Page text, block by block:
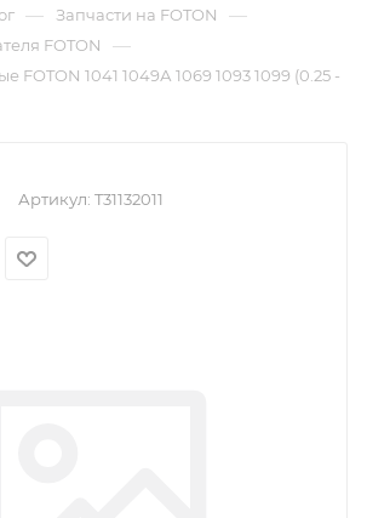
— Запчасти на FOTON —
FOTON —
1041 1049А 1069 1093 1099 (0.25 -
Артикул: T31132011